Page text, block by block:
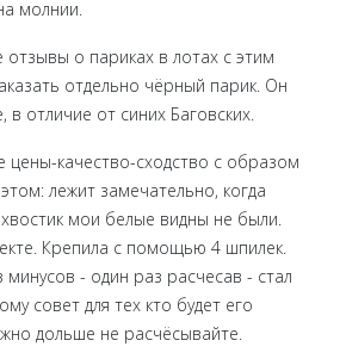
молнии.
о париках в лотах с этим
отдельно чёрный парик. Он
в отличие от синих Баговских.
цены-качество-сходство с образом
лежит замечательно, когда
мои белые видны не были.
Крепила с помощью 4 шпилек.
- один раз расчесав - стал
совет для тех кто будет его
дольше не расчёсывайте.